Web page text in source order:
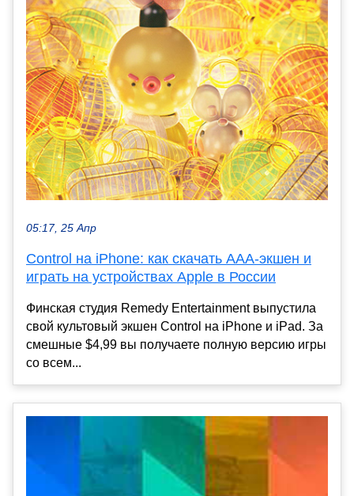
05:17, 25 Апр
Control на iPhone: как скачать ААА-экшен и
играть на устройствах Apple в России
Финская студия Remedy Entertainment выпустила
свой культовый экшен Control на iPhone и iPad. За
смешные $4,99 вы получаете полную версию игры
со всем...